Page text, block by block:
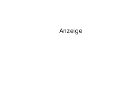
Anzeige